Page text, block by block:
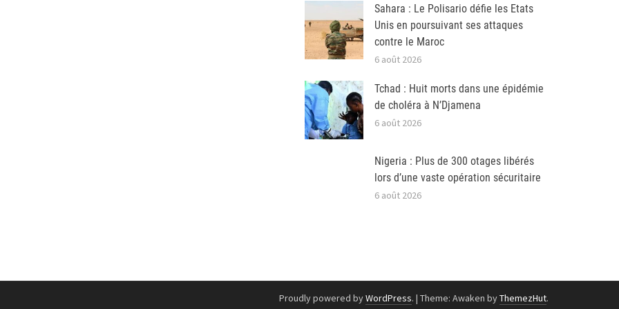
Sahara : Le Polisario défie les Etats
Unis en poursuivant ses attaques
contre le Maroc
6 août 2026
Tchad : Huit morts dans une épidémie
de choléra à N’Djamena
6 août 2026
Nigeria : Plus de 300 otages libérés
lors d’une vaste opération sécuritaire
6 août 2026
Proudly powered byWordPress. | Theme: Awaken byThemezHut.